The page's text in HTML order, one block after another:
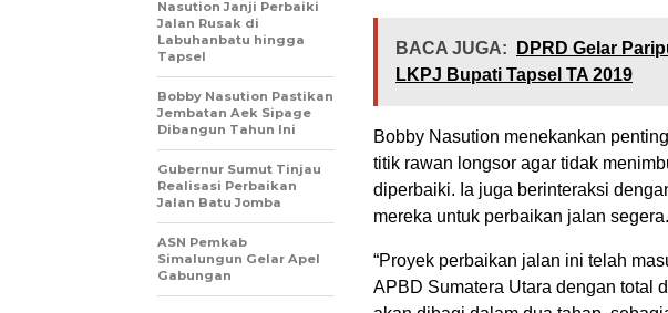
BACA JUGA:
DPRD Gelar
LKPJ Bupati Tapsel TA 2019
Bobby Nasution menekankan
titik rawan longsor agar tidak
diperbaiki. Ia juga berinteraksi
mereka untuk perbaikan jalan segera.
“Proyek perbaikan jalan ini telah
APBD Sumatera Utara dengan total
Nasution Janji Perbaiki
Jalan Rusak di
Labuhanbatu hingga
Tapsel
Bobby Nasution Pastikan
Jembatan Aek Sipage
Dibangun Tahun Ini
Gubernur Sumut Tinjau
Realisasi Perbaikan
Jalan Batu Jomba
ASN Pemkab
Simalungun Gelar Apel
Gabungan